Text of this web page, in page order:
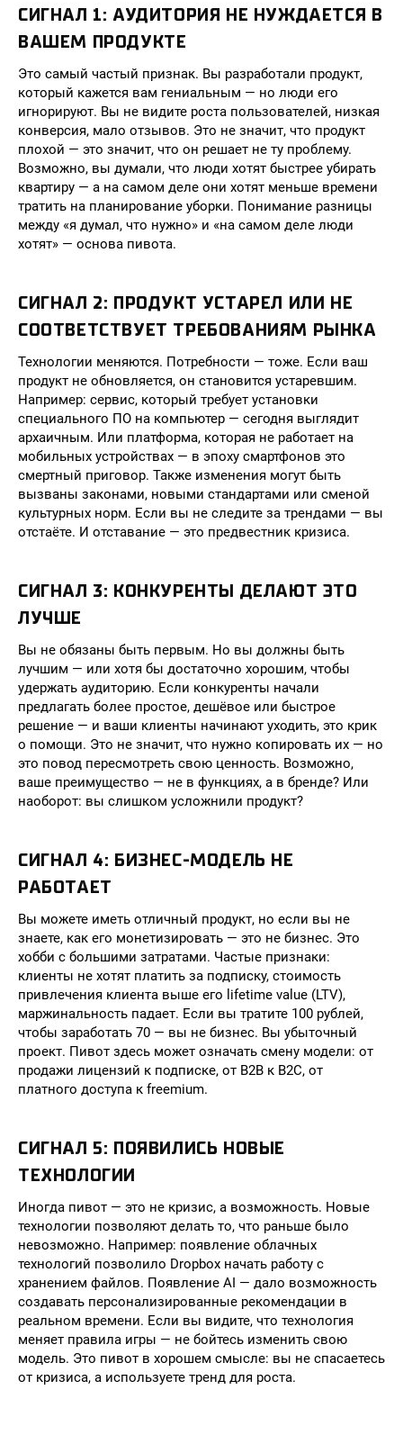
СИГНАЛ 1: АУДИТОРИЯ НЕ НУЖДАЕТСЯ В
ВАШЕМ ПРОДУКТЕ
Это самый частый признак. Вы разработали продукт,
который кажется вам гениальным — но люди его
игнорируют. Вы не видите роста пользователей, низкая
конверсия, мало отзывов. Это не значит, что продукт
плохой — это значит, что он решает не ту проблему.
Возможно, вы думали, что люди хотят быстрее убирать
квартиру — а на самом деле они хотят меньше времени
тратить на планирование уборки. Понимание разницы
между «я думал, что нужно» и «на самом деле люди
хотят» — основа пивота.
СИГНАЛ 2: ПРОДУКТ УСТАРЕЛ ИЛИ НЕ
СООТВЕТСТВУЕТ ТРЕБОВАНИЯМ РЫНКА
Технологии меняются. Потребности — тоже. Если ваш
продукт не обновляется, он становится устаревшим.
Например: сервис, который требует установки
специального ПО на компьютер — сегодня выглядит
архаичным. Или платформа, которая не работает на
мобильных устройствах — в эпоху смартфонов это
смертный приговор. Также изменения могут быть
вызваны законами, новыми стандартами или сменой
культурных норм. Если вы не следите за трендами — вы
отстаёте. И отставание — это предвестник кризиса.
СИГНАЛ 3: КОНКУРЕНТЫ ДЕЛАЮТ ЭТО
ЛУЧШЕ
Вы не обязаны быть первым. Но вы должны быть
лучшим — или хотя бы достаточно хорошим, чтобы
удержать аудиторию. Если конкуренты начали
предлагать более простое, дешёвое или быстрое
решение — и ваши клиенты начинают уходить, это крик
о помощи. Это не значит, что нужно копировать их — но
это повод пересмотреть свою ценность. Возможно,
ваше преимущество — не в функциях, а в бренде? Или
наоборот: вы слишком усложнили продукт?
СИГНАЛ 4: БИЗНЕС-МОДЕЛЬ НЕ
РАБОТАЕТ
Вы можете иметь отличный продукт, но если вы не
знаете, как его монетизировать — это не бизнес. Это
хобби с большими затратами. Частые признаки:
клиенты не хотят платить за подписку, стоимость
привлечения клиента выше его lifetime value (LTV),
маржинальность падает. Если вы тратите 100 рублей,
чтобы заработать 70 — вы не бизнес. Вы убыточный
проект. Пивот здесь может означать смену модели: от
продажи лицензий к подписке, от B2B к B2C, от
платного доступа к freemium.
СИГНАЛ 5: ПОЯВИЛИСЬ НОВЫЕ
ТЕХНОЛОГИИ
Иногда пивот — это не кризис, а возможность. Новые
технологии позволяют делать то, что раньше было
невозможно. Например: появление облачных
технологий позволило Dropbox начать работу с
хранением файлов. Появление AI — дало возможность
создавать персонализированные рекомендации в
реальном времени. Если вы видите, что технология
меняет правила игры — не бойтесь изменить свою
модель. Это пивот в хорошем смысле: вы не спасаетесь
от кризиса, а используете тренд для роста.